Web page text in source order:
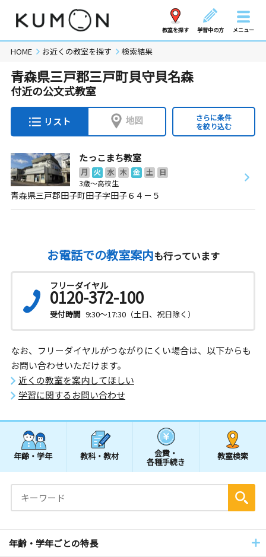
教室を探す 学習中の方 メニュー
HOME お近くの教室を探す 検索結果
青森県三戸郡三戸町貝守貝名森
付近の公文式教室
リスト 地図
さらに条件
を絞り込む
たっこまち教室
月 火 水 木 金 土
日
3歳～高校生
青森県三戸郡田子町田子字田子６４－５
お電話での教室案内も行っています
フリーダイヤル
0120-372-100
受付時間 9:30～17:30（土日、祝日除く）
なお、フリーダイヤルがつながりにくい場合は、以下からも
お問い合わせいただけます。
近くの教室を案内してほしい
学習に関するお問い合わせ
年齢・学年 教科・教材 会費・
各種手続き
教室検索
年齢・学年ごとの特長